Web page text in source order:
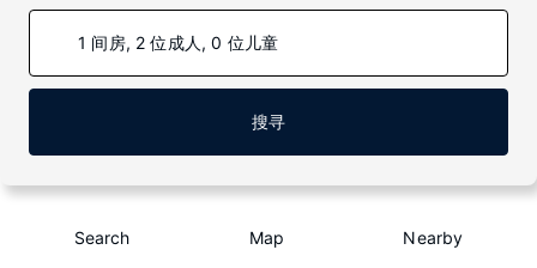
1 间房, 2 位成人, 0 位儿童
搜寻
Search Map Nearby